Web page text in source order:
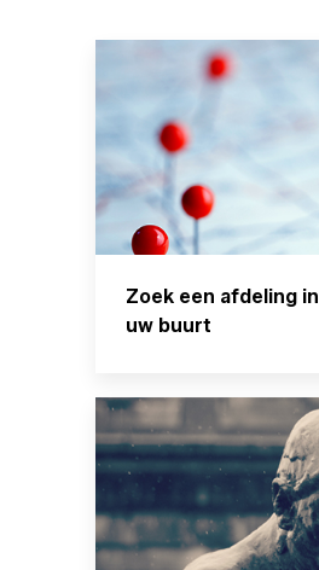
Zoek een afdeling in
uw buurt